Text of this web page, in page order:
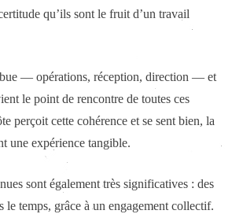
qu’ils sont le fruit d’un travail
— opérations, réception, direction — et
le point de rencontre de toutes ces
perçoit cette cohérence et se sent bien, la
une expérience tangible.
sont également très significatives : des
le temps, grâce à un engagement collectif.